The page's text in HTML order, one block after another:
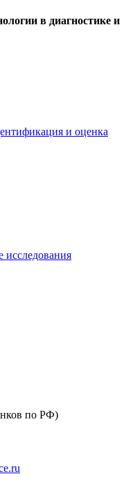
в диагностике и
и оценка
исследования
по РФ)